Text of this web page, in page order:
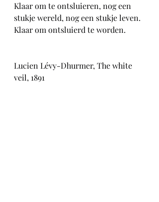
Klaar om te ontsluieren, nog een
stukje wereld, nog een stukje leven.
Klaar om ontsluierd te worden.
Lucien Lévy-Dhurmer, The white
veil, 1891